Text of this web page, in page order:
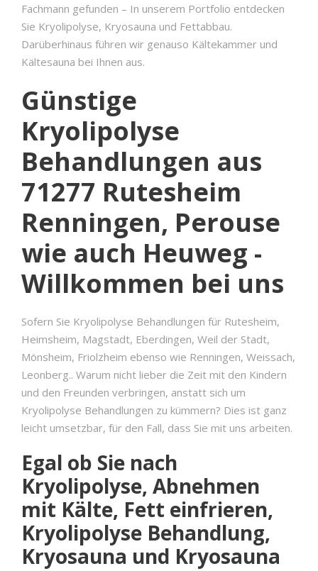
Fachmann gefunden – In unserem Portfolio entdecken
Sie Kryolipolyse, Kryosauna und Fettabbau.
Darüberhinaus führen wir genauso Kältekammer und
Kältesauna bei Ihnen aus.
Günstige
Kryolipolyse
Behandlungen aus
71277 Rutesheim
Renningen, Perouse
wie auch Heuweg -
Willkommen bei uns
Sofern Sie Kryolipolyse Behandlungen für Rutesheim,
Heimsheim, Magstadt, Eberdingen, Weil der Stadt,
Mönsheim, Friolzheim ebenso wie Renningen, Weissach,
Leonberg.. Warum nicht lieber die Zeit mit den Kindern
und den Freunden verbringen, anstatt sich um
Kryolipolyse Behandlungen zu kümmern? Dies ist ganz
leicht umsetzbar, für den Fall, dass Sie mit uns arbeiten.
Egal ob Sie nach
Kryolipolyse, Abnehmen
mit Kälte, Fett einfrieren,
Kryolipolyse Behandlung,
Kryosauna und Kryosauna